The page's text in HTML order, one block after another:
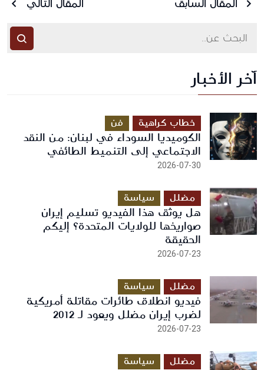
المقال السابق المقال التالي
آخر الأخبار
خطاب كراهية فن
الكوميديا السوداء في لبنان: من النقد
الاجتماعي إلى التنميط الطائفي
2026-07-30
مضلل سياسة
هل يوثق هذا الفيديو تسليم إيران
صواريخها للولايات المتحدة؟ إليكم
الحقيقة
2026-07-23
مضلل سياسة
فيديو انطلاق طائرات مقاتلة أمريكية
لضرب إيران مضلل ويعود لـ 2012
2026-07-23
مضلل سياسة